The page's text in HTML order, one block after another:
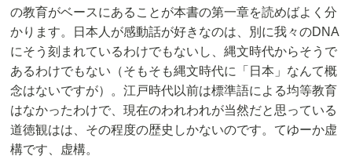
の教育がベースにあることが本書の第一章を読めばよく分
かります。日本人が感動話が好きなのは、別に我々のDNA
にそう刻まれているわけでもないし、縄文時代からそうで
あるわけでもない（そもそも縄文時代に「日本」なんて概
念はないですが）。江戸時代以前は標準語による均等教育
はなかったわけで、現在のわれわれが当然だと思っている
道徳観はは、その程度の歴史しかないのです。てゆーか虚
構です、虚構。